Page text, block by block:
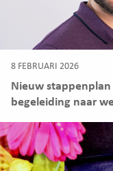
8 FEBRUARI 2026
Nieuw
begeleiding naar